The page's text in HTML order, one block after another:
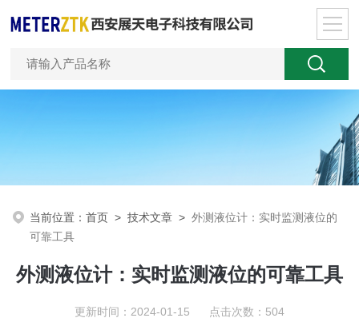
当前位置：首页 >技术文章 >外测液位计：实时监测液位的
可靠工具
外测液位计：实时监测液位的可靠工具
更新时间：2024-01-15 点击次数：504